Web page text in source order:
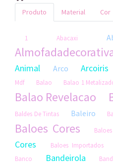
Produto Material Cor
1 Abacaxi
Animal Arco Arcoiris
Mdf
Balao Balao 1
Balao Revelacao
Baldes De Tintas Baleiro
Baloes Cores
Cores
Baloes Importados
Banco Bandeirola